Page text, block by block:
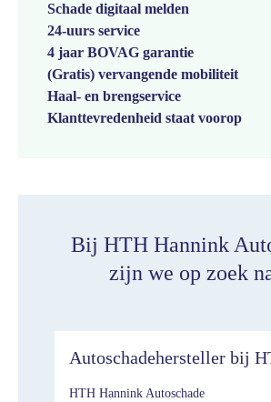
Schade digitaal melden
24-uurs service
4 jaar BOVAG garantie
(Gratis) vervangende mobiliteit
Haal- en brengservice
Klanttevredenheid staat voorop
Bij HTH Hannink
zijn we op zoek
Autoschadehersteller bij
HTH Hannink Autoschade